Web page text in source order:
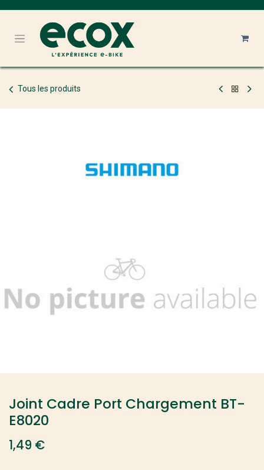
Tous les produits
Joint Cadre Port Chargement BT-
E8020
1,49 €